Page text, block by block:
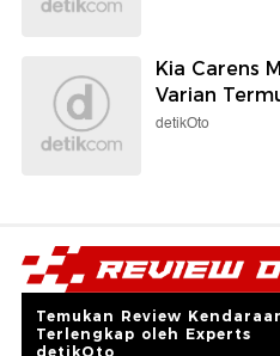
Kia Carens
Varian
detikOto
Temukan Review
Terlengkap oleh Experts
detikOto